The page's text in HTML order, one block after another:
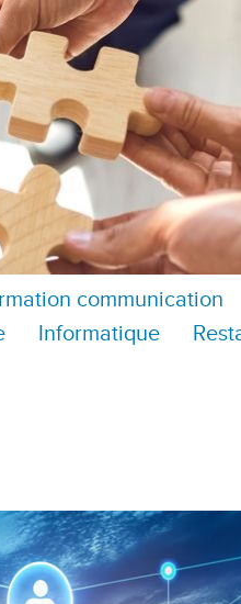
communication
Informatique